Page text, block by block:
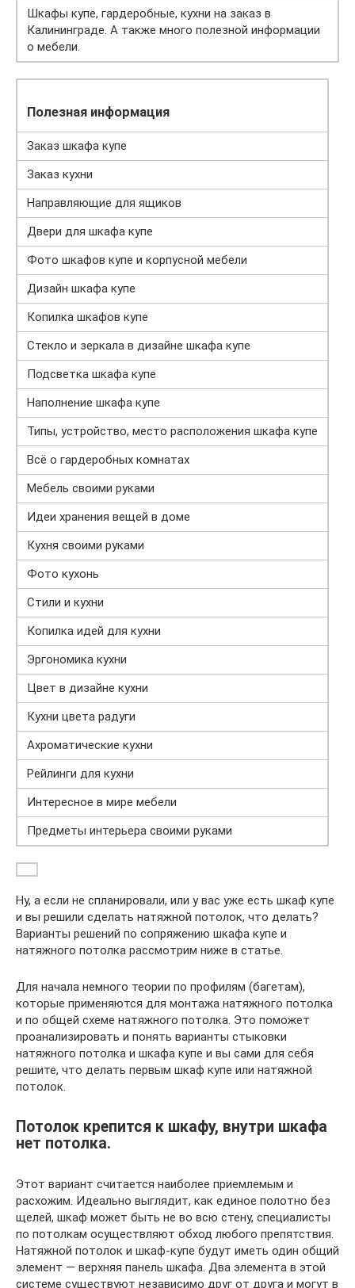
Шкафы купе, гардеробные, кухни на заказ в
Калининграде. А также много полезной информации
о мебели.
Полезная информация
Заказ шкафа купе
Заказ кухни
Направляющие для ящиков
Двери для шкафа купе
Фото шкафов купе и корпусной мебели
Дизайн шкафа купе
Копилка шкафов купе
Стекло и зеркала в дизайне шкафа купе
Подсветка шкафа купе
Наполнение шкафа купе
Типы, устройство, место расположения шкафа купе
Всё о гардеробных комнатах
Мебель своими руками
Идеи хранения вещей в доме
Кухня своими руками
Фото кухонь
Стили и кухни
Копилка идей для кухни
Эргономика кухни
Цвет в дизайне кухни
Кухни цвета радуги
Ахроматические кухни
Рейлинги для кухни
Интересное в мире мебели
Предметы интерьера своими руками
Ну, а если не спланировали, или у вас уже есть шкаф купе
и вы решили сделать натяжной потолок, что делать?
Варианты решений по сопряжению шкафа купе и
натяжного потолка рассмотрим ниже в статье.
Для начала немного теории по профилям (багетам),
которые применяются для монтажа натяжного потолка
и по общей схеме натяжного потолка. Это поможет
проанализировать и понять варианты стыковки
натяжного потолка и шкафа купе и вы сами для себя
решите, что делать первым шкаф купе или натяжной
потолок.
Потолок крепится к шкафу, внутри шкафа
нет потолка.
Этот вариант считается наиболее приемлемым и
расхожим. Идеально выглядит, как единое полотно без
щелей, шкаф может быть не во всю стену, специалисты
по потолкам осуществляют обход любого препятствия.
Натяжной потолок и шкаф-купе будут иметь один общий
элемент — верхняя панель шкафа. Два элемента в этой
системе существуют независимо друг от друга и могут в